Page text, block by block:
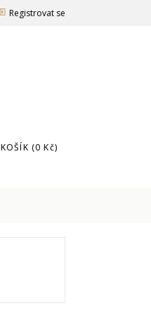
Registrovat se
KOŠÍK (0Kč)